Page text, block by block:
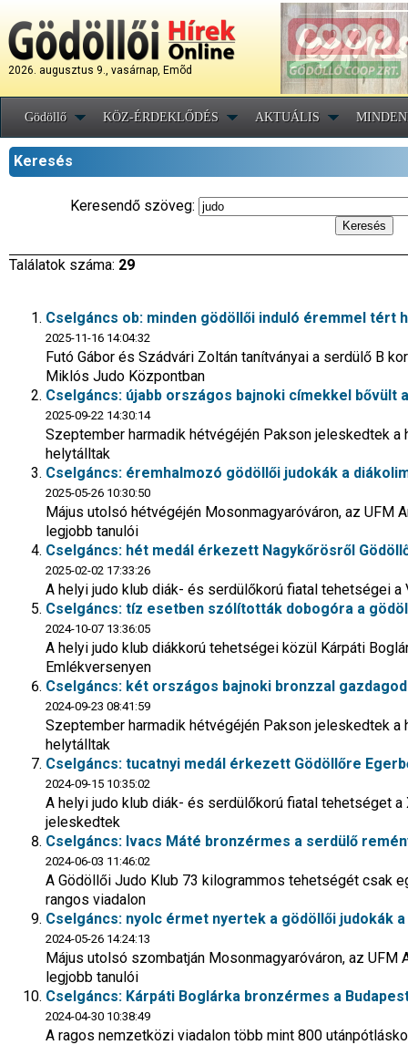
2026. augusztus 9., vasárnap, Emõd
Gödöllő KÖZ-ÉRDEKLŐDÉS AKTUÁLIS
Keresés
Keresendő szöveg:
Találatok száma: 29
Cselgáncs ob: minden gödöllői induló éremmel tért
2025-11-16 14:04:32
Futó Gábor és Szádvári Zoltán tanítványai a serdülő B
Miklós Judo Központban
Cselgáncs: újabb országos bajnoki címekkel bővült
2025-09-22 14:30:14
Szeptember harmadik hétvégéjén Pakson jeleskedtek
helytálltak
Cselgáncs: éremhalmozó gödöllői judokák a
2025-05-26 10:30:50
Május utolsó hétvégéjén Mosonmagyaróváron, az UFM
legjobb tanulói
Cselgáncs: hét medál érkezett Nagykőrösről
2025-02-02 17:33:26
A helyi judo klub diák- és serdülőkorú fiatal tehetségei
Cselgáncs: tíz esetben szólították dobogóra a
2024-10-07 13:36:05
A helyi judo klub diákkorú tehetségei közül Kárpáti
Emlékversenyen
Cselgáncs: két országos bajnoki bronzzal
2024-09-23 08:41:59
Szeptember harmadik hétvégéjén Pakson jeleskedtek
helytálltak
Cselgáncs: tucatnyi medál érkezett Gödöllőre
2024-09-15 10:35:02
A helyi judo klub diák- és serdülőkorú fiatal tehetséget
jeleskedtek
Cselgáncs: Ivacs Máté bronzérmes a serdülő
2024-06-03 11:46:02
A Gödöllői Judo Klub 73 kilogrammos tehetségét csak
rangos viadalon
Cselgáncs: nyolc érmet nyertek a gödöllői judokák
2024-05-26 14:24:13
Május utolsó szombatján Mosonmagyaróváron, az UFM
legjobb tanulói
Cselgáncs: Kárpáti Boglárka bronzérmes a
2024-04-30 10:38:49
A ragos nemzetközi viadalon több mint 800